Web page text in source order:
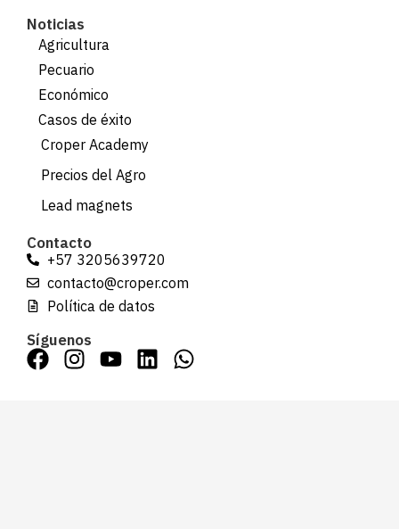
Noticias
Agricultura
Pecuario
Económico
Casos de éxito
Croper Academy
Precios del Agro
Lead magnets
Contacto
+57 3205639720
contacto@croper.com
Política de datos
Síguenos